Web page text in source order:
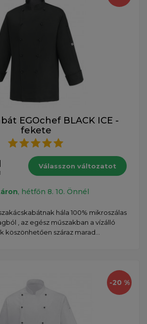
EGOchef BLACK ICE -
fekete
Válasszon változatot
, hétfőn 8. 10. Önnél
hála 100% mikroszálas
, az egész műszakban a vízálló
köszönhetően száraz marad...
-20 %